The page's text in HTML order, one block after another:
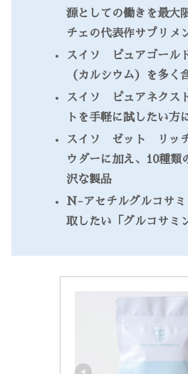
源としての働きを最大
チェの代表作サプリメ
スイソ ピュアゴール
（カルシウム）を多く
スイソ ピュアネクス
トを手軽に試したい方
スイソ ゼット リッ
ウダーに加え、10種類
沢な製品
N-アセチルグルコサミ
取したい「グルコサミ